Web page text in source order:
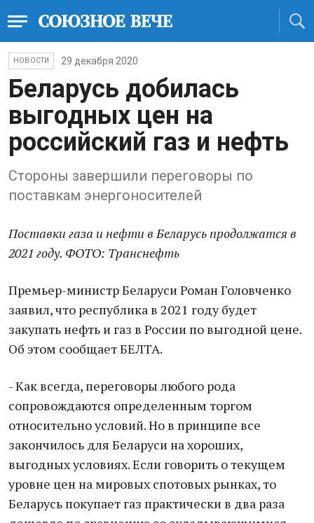
НОВОСТИ 29 декабря 2020
Беларусь добилась
выгодных цен на
российский газ и нефть
Стороны завершили переговоры по
поставкам энергоносителей
Поставки газа и нефти в Беларусь продолжатся в
2021 году. ФОТО: Транснефть
Премьер-министр Беларуси Роман Головченко
заявил, что республика в 2021 году будет
закупать нефть и газ в России по выгодной цене.
Об этом сообщает БЕЛТА.
- Как всегда, переговоры любого рода
сопровождаются определенным торгом
относительно условий. Но в принципе все
закончилось для Беларуси на хороших,
выгодных условиях. Если говорить о текущем
уровне цен на мировых спотовых рынках, то
Беларусь покупает газ практически в два раза